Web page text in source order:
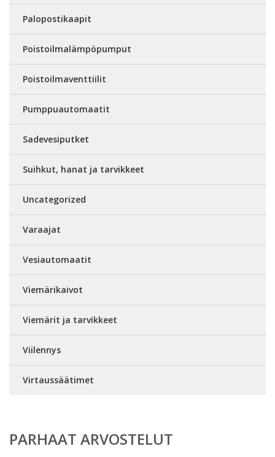
Palopostikaapit
Poistoilmalämpöpumput
Poistoilmaventtiilit
Pumppuautomaatit
Sadevesiputket
Suihkut, hanat ja tarvikkeet
Uncategorized
Varaajat
Vesiautomaatit
Viemärikaivot
Viemärit ja tarvikkeet
Viilennys
Virtaussäätimet
PARHAAT ARVOSTELUT